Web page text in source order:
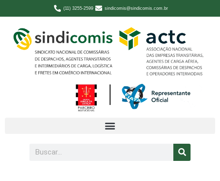
(11) 3255-2599 sindicomis@sindicomis.com.br